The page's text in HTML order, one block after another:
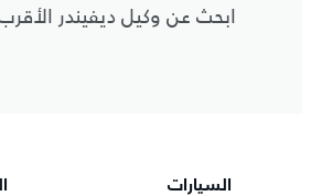
ابحث عن وكيل ديفيندر
السيارات